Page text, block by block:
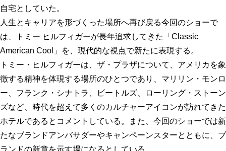
自宅としていた。
人生とキャリアを形づくった場所へ再び戻る今回のショーで
は、トミー ヒルフィガーが長年追求してきた「Classic
American Cool」を、現代的な視点で新たに表現する。
トミー・ヒルフィガーは、ザ・プラザについて、アメリカを象
徴する精神を体現する場所のひとつであり、マリリン・モンロ
ー、フランク・シナトラ、ビートルズ、ローリング・ストーン
ズなど、時代を超えて多くのカルチャーアイコンが訪れてきた
ホテルであるとコメントしている。また、今回のショーでは新
たなブランドアンバサダーやキャンペーンスターとともに、ブ
ランドの新章を示す場になるとしている。